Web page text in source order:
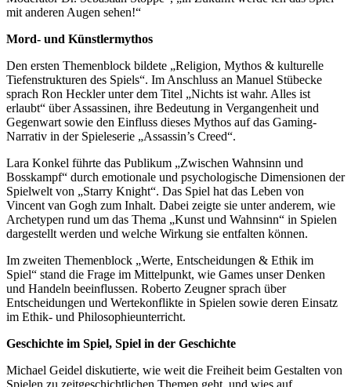
mit anderen Augen sehen!“
Mord- und Künstlermythos
Den ersten Themenblock bildete „Religion, Mythos & kulturelle
Tiefenstrukturen des Spiels“. Im Anschluss an Manuel Stübecke
sprach Ron Heckler unter dem Titel „Nichts ist wahr. Alles ist
erlaubt“ über Assassinen, ihre Bedeutung in Vergangenheit und
Gegenwart sowie den Einfluss dieses Mythos auf das Gaming-
Narrativ in der Spieleserie „Assassin’s Creed“.
Lara Konkel führte das Publikum „Zwischen Wahnsinn und
Bosskampf“ durch emotionale und psychologische Dimensionen der
Spielwelt von „Starry Knight“. Das Spiel hat das Leben von
Vincent van Gogh zum Inhalt. Dabei zeigte sie unter anderem, wie
Archetypen rund um das Thema „Kunst und Wahnsinn“ in Spielen
dargestellt werden und welche Wirkung sie entfalten können.
Im zweiten Themenblock „Werte, Entscheidungen & Ethik im
Spiel“ stand die Frage im Mittelpunkt, wie Games unser Denken
und Handeln beeinflussen. Roberto Zeugner sprach über
Entscheidungen und Wertekonflikte in Spielen sowie deren Einsatz
im Ethik- und Philosophieunterricht.
Geschichte im Spiel, Spiel in der Geschichte
Michael Geidel diskutierte, wie weit die Freiheit beim Gestalten von